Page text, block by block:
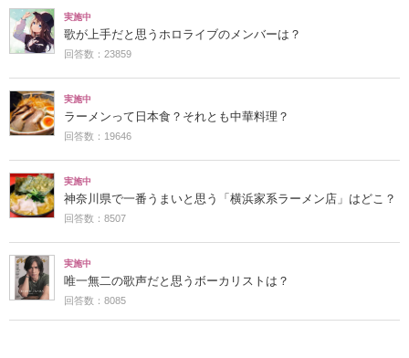
実施中
歌が上手だと思うホロライブのメンバーは？
回答数：23859
実施中
ラーメンって日本食？それとも中華料理？
回答数：19646
実施中
神奈川県で一番うまいと思う「横浜家系ラーメン店」はどこ？
回答数：8507
実施中
唯一無二の歌声だと思うボーカリストは？
回答数：8085